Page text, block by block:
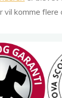
vil komme flere